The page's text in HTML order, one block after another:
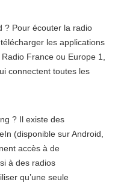
? Pour écouter la radio
les applications
France ou Europe 1,
connectent toutes les
? Il existe des
(disponible sur Android,
accès à de
à des radios
qu’une seule